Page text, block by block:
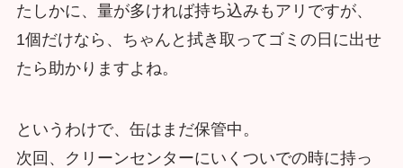
たしかに、量が多ければ持ち込みもアリですが、
1個だけなら、ちゃんと拭き取ってゴミの日に出せ
たら助かりますよね。
というわけで、缶はまだ保管中。
次回、クリーンセンターにいくついでの時に持っ